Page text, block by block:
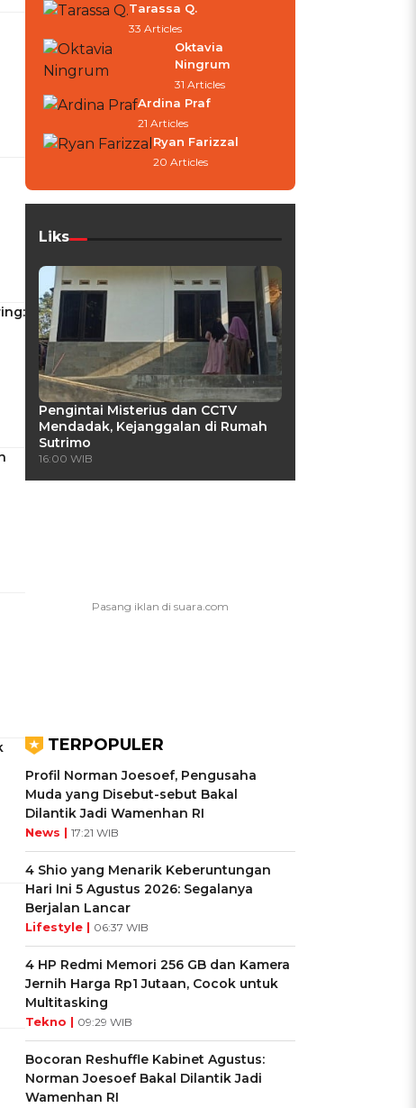
Tarassa Q.
33 Articles
Oktavia
Ningrum
31 Articles
Ardina Praf
21 Articles
Ryan Farizzal
20 Articles
Liks
Pengintai Misterius dan CCTV
Mendadak, Kejanggalan di Rumah
Sutrimo
16:00 WIB
TERPOPULER
Profil Norman Joesoef, Pengusaha
Muda yang Disebut-sebut Bakal
Dilantik Jadi Wamenhan RI
News | 17:21 WIB
4 Shio yang Menarik Keberuntungan
Hari Ini 5 Agustus 2026: Segalanya
Berjalan Lancar
Lifestyle | 06:37 WIB
4 HP Redmi Memori 256 GB dan Kamera
Jernih Harga Rp1 Jutaan, Cocok untuk
Multitasking
Tekno | 09:29 WIB
Bocoran Reshuffle Kabinet Agustus:
Norman Joesoef Bakal Dilantik Jadi
Wamenhan RI